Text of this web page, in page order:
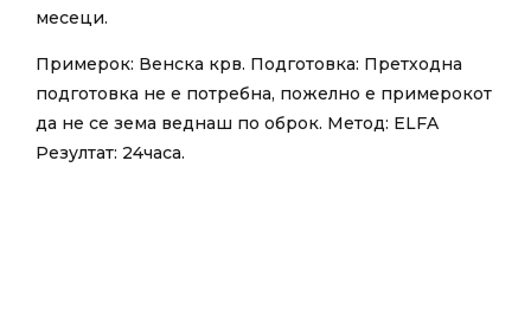
месеци.
Примерок: Венска крв. Подготовка: Претходна
подготовка не е потребна, пожелно е примерокот
да не се зема веднаш по оброк. Метод: ELFA
Резултат: 24часа.